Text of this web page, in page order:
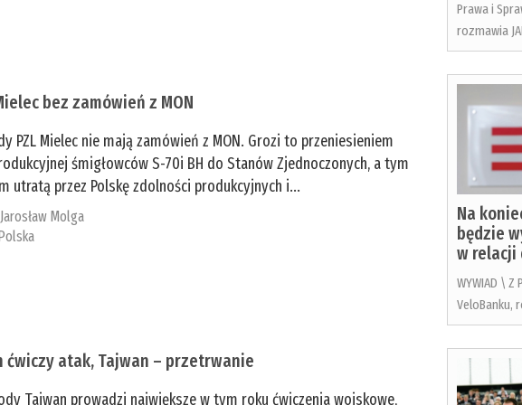
bez zamówień z MON
PZL Mielec nie mają zamówień z MON. Grozi to przeniesieniem
śmigłowców S-70i BH do Stanów Zjednoczonych, a tym
utratą przez Polskę zdolności produkcyjnych i...
Jarosław Molga
ćwiczy atak, Tajwan – przetrwanie
Tajwan prowadzi największe w tym roku ćwiczenia wojskowe,
Prawa i
rozmawia
Na
będzie
w relacji
WYWIAD \ Z
VeloBanku,